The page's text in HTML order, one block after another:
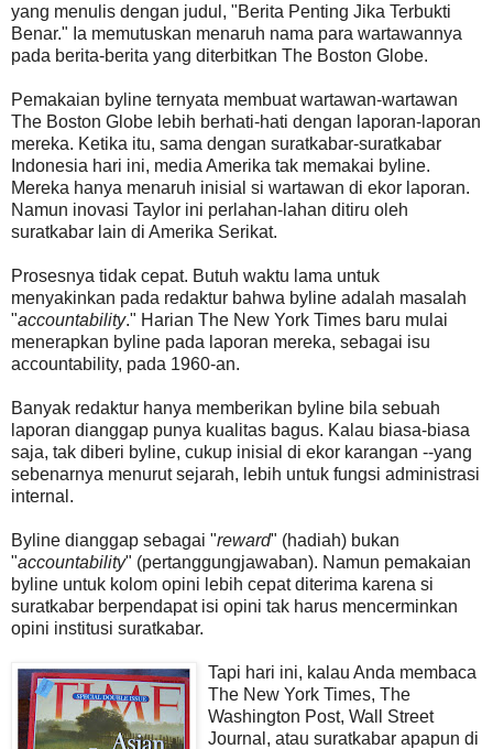
yang menulis dengan judul, "Berita Penting Jika Terbukti
Benar." Ia memutuskan menaruh nama para wartawannya
pada berita-berita yang diterbitkan The Boston Globe.
Pemakaian byline ternyata membuat wartawan-wartawan
The Boston Globe lebih berhati-hati dengan laporan-laporan
mereka. Ketika itu, sama dengan suratkabar-suratkabar
Indonesia hari ini, media Amerika tak memakai byline.
Mereka hanya menaruh inisial si wartawan di ekor laporan.
Namun inovasi Taylor ini perlahan-lahan ditiru oleh
suratkabar lain di Amerika Serikat.
Prosesnya tidak cepat. Butuh waktu lama untuk
menyakinkan pada redaktur bahwa byline adalah masalah
"accountability." Harian The New York Times baru mulai
menerapkan byline pada laporan mereka, sebagai isu
accountability, pada 1960-an.
Banyak redaktur hanya memberikan byline bila sebuah
laporan dianggap punya kualitas bagus. Kalau biasa-biasa
saja, tak diberi byline, cukup inisial di ekor karangan --yang
sebenarnya menurut sejarah, lebih untuk fungsi administrasi
internal.
Byline dianggap sebagai "reward" (hadiah) bukan
"accountability" (pertanggungjawaban). Namun pemakaian
byline untuk kolom opini lebih cepat diterima karena si
suratkabar berpendapat isi opini tak harus mencerminkan
opini institusi suratkabar.
Tapi hari ini, kalau Anda membaca
The New York Times, The
Washington Post, Wall Street
Journal, atau suratkabar apapun di